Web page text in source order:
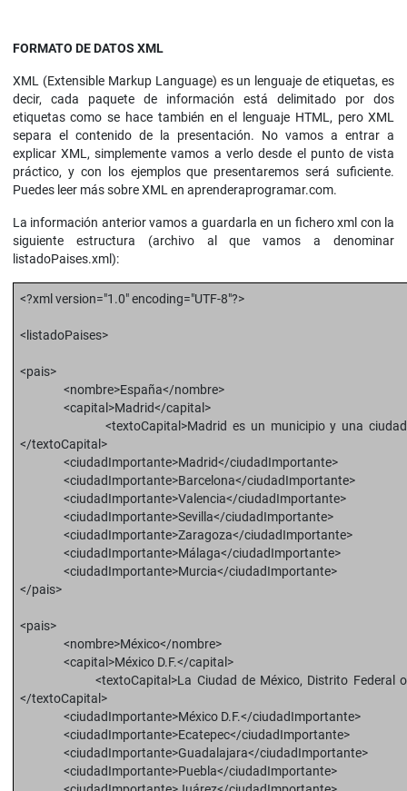
FORMATO DE DATOS XML
XML (Extensible Markup Language) es un lenguaje de etiquetas, es
decir, cada paquete de información está delimitado por dos
etiquetas como se hace también en el lenguaje HTML, pero XML
separa el contenido de la presentación. No vamos a entrar a
explicar XML, simplemente vamos a verlo desde el punto de vista
práctico, y con los ejemplos que presentaremos será suficiente.
Puedes leer más sobre XML en aprenderaprogramar.com.
La información anterior vamos a guardarla en un fichero xml con la
siguiente estructura (archivo al que vamos a denominar
listadoPaises.xml):
<?xml version="1.0" encoding="UTF-8"?>
<listadoPaises>
<pais>
<nombre>España</nombre>
<capital>Madrid</capital>
<textoCapital>Madrid es un municipio y una ciudad de
</textoCapital>
<ciudadImportante>Madrid</ciudadImportante>
<ciudadImportante>Barcelona</ciudadImportante>
<ciudadImportante>Valencia</ciudadImportante>
<ciudadImportante>Sevilla</ciudadImportante>
<ciudadImportante>Zaragoza</ciudadImportante>
<ciudadImportante>Málaga</ciudadImportante>
<ciudadImportante>Murcia</
</pais>
<pais>
<nombre>México</nombre>
<capital>México D.F.</capital>
<textoCapital>La Ciudad de México, Distrito Federal o,
</textoCapital>
<ciudadImportante>México D.F.</ciudadImportante>
<ciudadImportante>Ecatepec</ciudadImportante>
<ciudadImportante>Guadalajara</ciudadImportante>
<ciudadImportante>Puebla</ciudadImportante>